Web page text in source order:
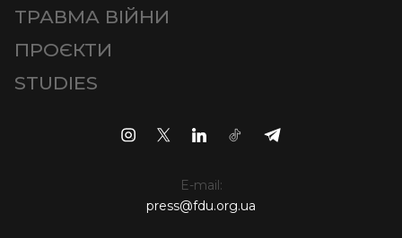
ТРАВМА ВІЙНИ
ПРОЄКТИ
STUDIES
E-mail:
press@fdu.org.ua